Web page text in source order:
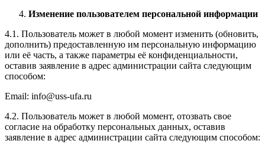
Изменение пользователем персональной информации
4.1. Пользователь может в любой момент изменить (обновить,
дополнить) предоставленную им персональную информацию
или её часть, а также параметры её конфиденциальности,
оставив заявление в адрес администрации сайта следующим
способом:
Email: info@uss-ufa.ru
4.2. Пользователь может в любой момент, отозвать свое
согласие на обработку персональных данных, оставив
заявление в адрес администрации сайта следующим способом: